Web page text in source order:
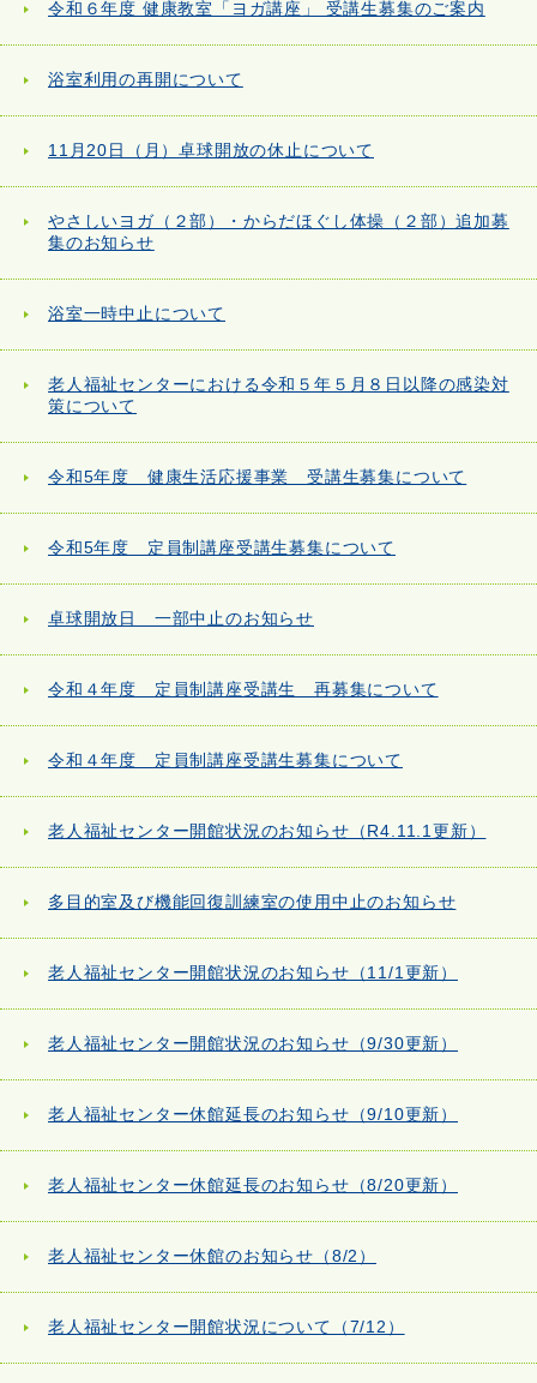
令和６年度 健康教室「ヨガ講座」 受講生募集のご案内
浴室利用の再開について
11月20日（月）卓球開放の休止について
やさしいヨガ（２部）・からだほぐし体操（２部）追加募
集のお知らせ
浴室一時中止について
老人福祉センターにおける令和５年５月８日以降の感染対
策について
令和5年度 健康生活応援事業 受講生募集について
令和5年度 定員制講座受講生募集について
卓球開放日 一部中止のお知らせ
令和４年度 定員制講座受講生 再募集について
令和４年度 定員制講座受講生募集について
老人福祉センター開館状況のお知らせ（R4.11.1更新）
多目的室及び機能回復訓練室の使用中止のお知らせ
老人福祉センター開館状況のお知らせ（11/1更新）
老人福祉センター開館状況のお知らせ（9/30更新）
老人福祉センター休館延長のお知らせ（9/10更新）
老人福祉センター休館延長のお知らせ（8/20更新）
老人福祉センター休館のお知らせ（8/2）
老人福祉センター開館状況について（7/12）